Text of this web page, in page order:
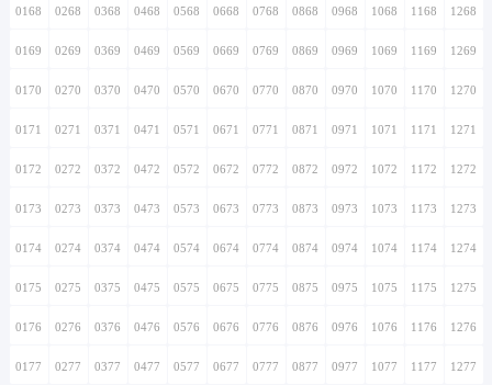
0168 0268 0368 0468 0568 0668 0768 0868 0968 1068 1168 1268
0169 0269 0369 0469 0569 0669 0769 0869 0969 1069 1169 1269
0170 0270 0370 0470 0570 0670 0770 0870 0970 1070 1170 1270
0171 0271 0371 0471 0571 0671 0771 0871 0971 1071 1171 1271
0172 0272 0372 0472 0572 0672 0772 0872 0972 1072 1172 1272
0173 0273 0373 0473 0573 0673 0773 0873 0973 1073 1173 1273
0174 0274 0374 0474 0574 0674 0774 0874 0974 1074 1174 1274
0175 0275 0375 0475 0575 0675 0775 0875 0975 1075 1175 1275
0176 0276 0376 0476 0576 0676 0776 0876 0976 1076 1176 1276
0177 0277 0377 0477 0577 0677 0777 0877 0977 1077 1177 1277